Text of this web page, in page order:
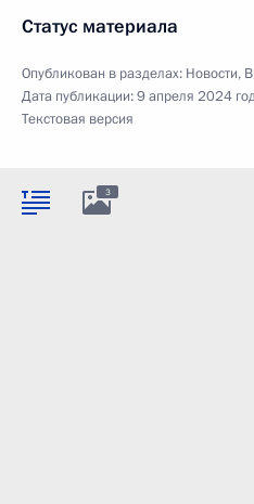
Статус материала
Опубликован в разделах: Новости,
Дата публикации:9 апреля 2024
Текстовая версия
3